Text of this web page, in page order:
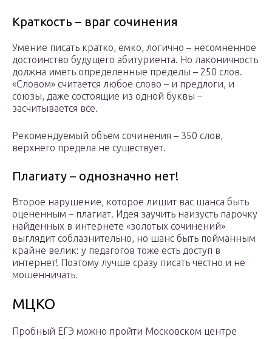
Краткость – враг сочинения
Умение писать кратко, емко, логично – несомненное
достоинство будущего абитуриента. Но лаконичность
должна иметь определенные пределы – 250 слов.
«Словом» считается любое слово – и предлоги, и
союзы, даже состоящие из одной буквы –
засчитывается все.
Рекомендуемый объем сочинения – 350 слов,
верхнего предела не существует.
Плагиату – однозначно нет!
Второе нарушение, которое лишит вас шанса быть
оцененным – плагиат. Идея заучить наизусть парочку
найденных в интернете «золотых сочинений»
выглядит соблазнительно, но шанс быть пойманным
крайне велик: у педагогов тоже есть доступ в
интернет! Поэтому лучше сразу писать честно и не
мошенничать.
МЦКО
Пробный ЕГЭ можно пройти Московском центре